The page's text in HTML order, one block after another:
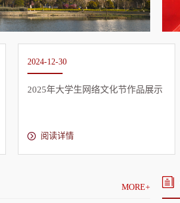
2024-12-30
2025年大学生网络文化节作品展示
阅读详情
MORE+